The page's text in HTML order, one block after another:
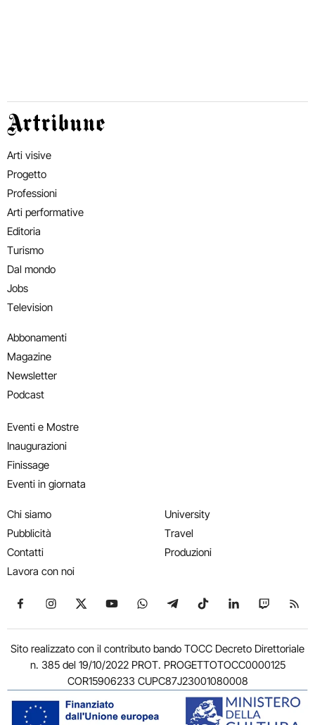
Artribune
Arti visive
Progetto
Professioni
Arti performative
Editoria
Turismo
Dal mondo
Jobs
Television
Abbonamenti
Magazine
Newsletter
Podcast
Eventi e Mostre
Inaugurazioni
Finissage
Eventi in giornata
Chi siamo
Pubblicità
Contatti
Lavora con noi
University
Travel
Produzioni
Seguici su Facebook
Seguici su Instagram
Seguici su X
Seguici su YouTube
Seguici su WhatsApp
Seguici su Telegram
Seguici su TikTok
Seguici su
Seguici
Sito realizzato con il contributo bando TOCC Decreto Direttoriale
n. 385 del 19/10/2022 PROT. PROGETTOTOCC0000125
COR15906233 CUPC87J23001080008